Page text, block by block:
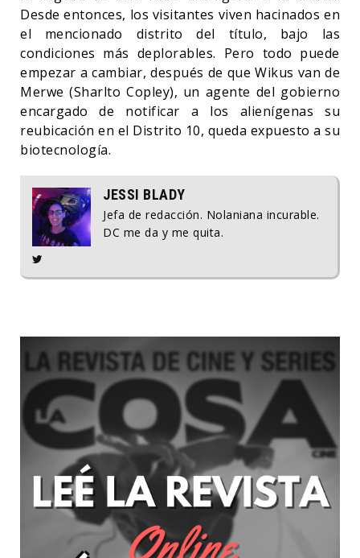
Desde entonces, los visitantes viven hacinados en
el mencionado distrito del título, bajo las
condiciones más deplorables. Pero todo puede
empezar a cambiar, después de que Wikus van de
Merwe (Sharlto Copley), un agente del gobierno
encargado de notificar a los alienígenas su
reubicación en el Distrito 10, queda expuesto a su
biotecnología.
JESSI BLADY
Jefa de redacción. Nolaniana incurable.
DC me da y me quita.